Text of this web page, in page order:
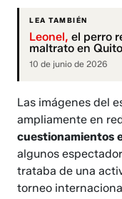
LEA TAMBIÉN
Leonel, el perro
maltrato en
10 de junio de 2026
Las imágenes del
ampliamente en
cuestionamientos
algunos
trataba de una
torneo